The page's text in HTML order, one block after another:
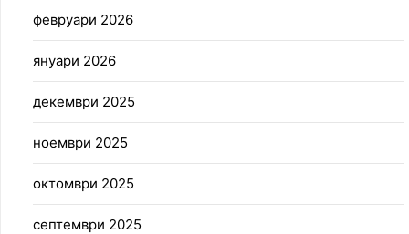
февруари 2026
януари 2026
декември 2025
ноември 2025
октомври 2025
септември 2025